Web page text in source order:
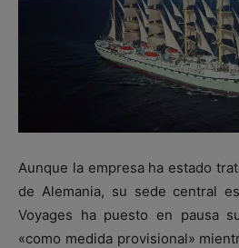
Aunque la empresa ha estado
de Alemania, su sede central
Voyages ha puesto en pausa
«como medida provisional»